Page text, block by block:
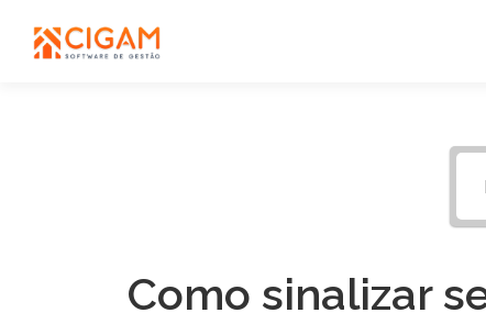
Como sinalizar